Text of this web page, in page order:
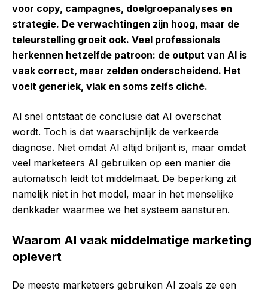
voor copy, campagnes, doelgroepanalyses en
strategie. De verwachtingen zijn hoog, maar de
teleurstelling groeit ook. Veel professionals
herkennen hetzelfde patroon: de output van AI is
vaak correct, maar zelden onderscheidend. Het
voelt generiek, vlak en soms zelfs cliché.
Al snel ontstaat de conclusie dat AI overschat
wordt. Toch is dat waarschijnlijk de verkeerde
diagnose. Niet omdat AI altijd briljant is, maar omdat
veel marketeers AI gebruiken op een manier die
automatisch leidt tot middelmaat. De beperking zit
namelijk niet in het model, maar in het menselijke
denkkader waarmee we het systeem aansturen.
Waarom AI vaak middelmatige marketing
oplevert
De meeste marketeers gebruiken AI zoals ze een